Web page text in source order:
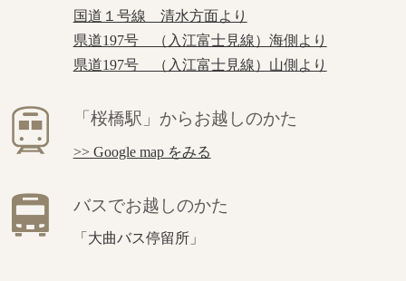
国道１号線 清水方面より
県道197号 （入江富士見線）海側より
県道197号 （入江富士見線）山側より
「桜橋駅」からお越しのかた
>> Google map をみる
バスでお越しのかた
「大曲バス停留所」